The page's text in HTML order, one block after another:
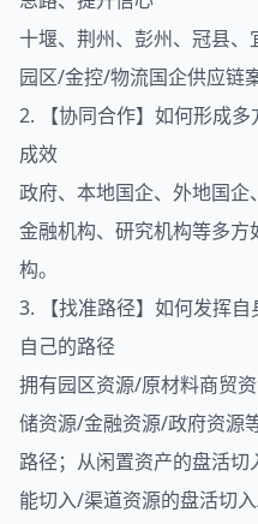
十堰、荆州、彭州、冠县
园区/金控/物流国企供应链
2. 【协同合作】如何形成
成效
政府、本地国企、外地国企
金融机构、研究机构等多
构。
3. 【找准路径】如何发挥
自己的路径
拥有园区资源/原材料商贸
储资源/金融资源/政府资源
路径；从闲置资产的盘活
能切入/渠道资源的盘活切